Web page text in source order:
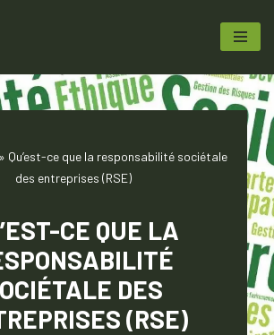
» Qu’est-ce que la responsabilité sociétale
des entreprises (RSE)
CE QUE LA
DES
(RSE)